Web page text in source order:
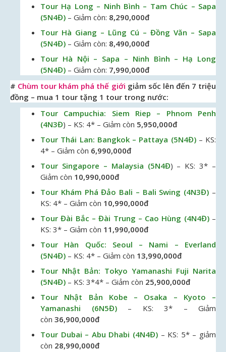
Tour Hạ Long – Ninh Bình – Tam Chúc – Sapa
(5N4Đ) – Giảm còn: 8,290,000đ
Tour Hà Giang – Lũng Cú – Đồng Văn – Sapa
(5N4Đ) – Giảm còn: 8,490,000đ
Tour Hà Nội – Sapa – Ninh Bình – Hạ Long
(5N4Đ) – Giảm còn: 7,990,000đ
# Chùm tour khám phá thế giới giảm sốc lên đến 7 triệu
đồng – mua 1 tour tặng 1 tour trong nước:
Tour Campuchia: Siem Riep – Phnom Penh
(4N3Đ) – KS: 4* – Giảm còn 5,950,000đ
Tour Thái Lan: Bangkok – Pattaya (5N4Đ) – KS:
4* – Giảm còn 6,990,000đ
Tour Singapore – Malaysia (5N4Đ) – KS: 3* –
Giảm còn 10,990,000đ
Tour Khám Phá Đảo Bali – Bali Swing (4N3Đ) –
KS: 4* – Giảm còn 10,990,000đ
Tour Đài Bắc – Đài Trung – Cao Hùng (4N4Đ) –
KS: 3* – Giảm còn 11,990,000đ
Tour Hàn Quốc: Seoul – Nami – Everland
(5N4Đ) – KS: 4* – Giảm còn 13,990,000đ
Tour Nhật Bản: Tokyo Yamanashi Fuji Narita
(5N4Đ) – KS: 3*4* – Giảm còn 25,900,000đ
Tour Nhật Bản Kobe – Osaka – Kyoto –
Yamanashi (6N5Đ)
– KS: 3* – Giảm
còn 36,900,000đ
Tour Dubai – Abu Dhabi (4N4Đ) – KS: 5* – giảm
còn 28,990,000đ